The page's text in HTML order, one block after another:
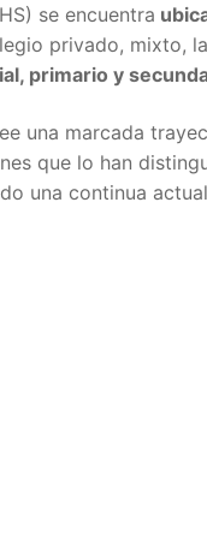
se encuentra
privado, mixto,
primario y
una marcada
que lo han
una continua